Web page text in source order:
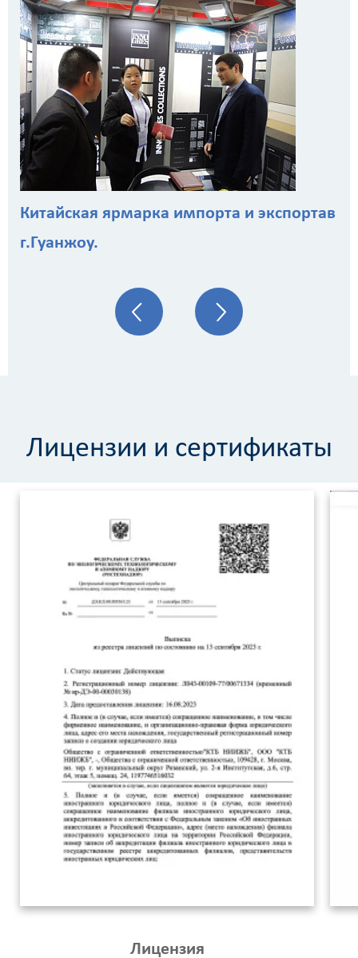
Китайская ярмарка импорта и экспортав
г.Гуанжоу.
Лицензии и сертификаты
Лицензия